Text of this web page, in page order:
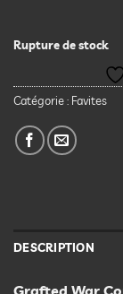
Rupture de stock
Catégorie : Favites
DESCRIPTION
Grafted War